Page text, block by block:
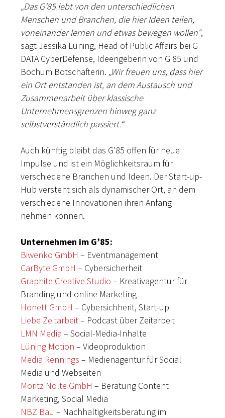
„Das G’85 lebt von den unterschiedlichen
Menschen und Branchen, die hier Ideen teilen,
voneinander lernen und etwas bewegen wollen“,
sagt Jessika Lüning, Head of Public Affairs bei G
DATA CyberDefense, Ideengeberin von G'85 und
Bochum Botschafterin. „Wir freuen uns, dass hier
ein Ort entstanden ist, an dem Austausch und
Zusammenarbeit über klassische
Unternehmensgrenzen hinweg ganz
selbstverständlich passiert.“
Auch künftig bleibt das G’85 offen für neue
Impulse und ist ein Möglichkeitsraum für
verschiedene Branchen und Ideen. Der Start-up-
Hub versteht sich als dynamischer Ort, an dem
verschiedene Innovationen ihren Anfang
nehmen können.
Unternehmen im G’85:
Biwenko GmbH – Eventmanagement
CarByte GmbH – Cybersicherheit
Graphite Creative Studio – Kreativagentur für
Branding und online Marketing
Honett GmbH – Cybersichherit, Start-up
Liebe Zeitarbeit– Podcast über Zeitarbeit
LMN Media – Social-Media-Inhalte
Lüning Motion – Videoproduktion
Media Rennings – Medienagentur für Social
Media und Webseiten
Moritz Nolte GmbH – Beratung Content
Marketing, Social Media
NBZ Bau – Nachhaltigkeitsberatung im